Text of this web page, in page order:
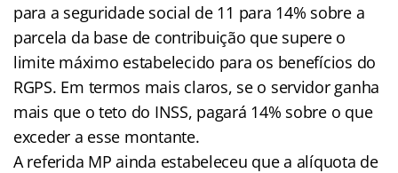
para a seguridade social de 11 para 14% sobre a
parcela da base de contribuição que supere o
limite máximo estabelecido para os benefícios do
RGPS. Em termos mais claros, se o servidor ganha
mais que o teto do INSS, pagará 14% sobre o que
exceder a esse montante.
A referida MP ainda estabeleceu que a alíquota de